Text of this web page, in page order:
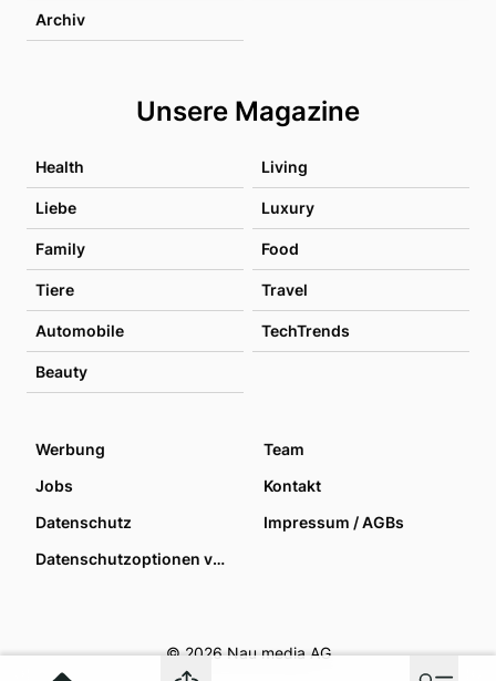
Archiv
Unsere Magazine
Health Living
Liebe Luxury
Family Food
Tiere Travel
Automobile TechTrends
Beauty
Werbung
Team
Jobs
Kontakt
Datenschutz
Impressum / AGBs
Datenschutzoptionen verwalten
© 2026 Nau media AG